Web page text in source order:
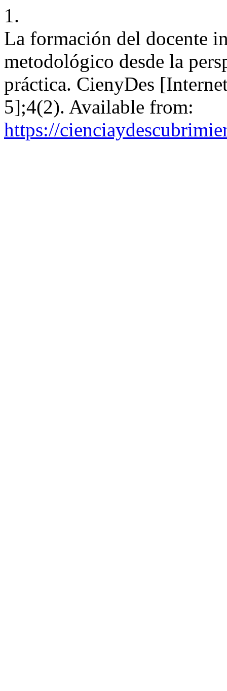
1.
La formación del docente
metodológico desde la
práctica. CienyDes
5];4(2). Available from:
https://